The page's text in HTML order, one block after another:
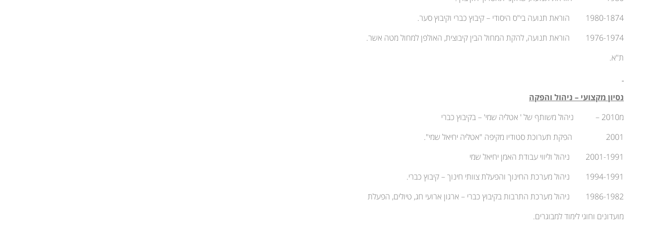
1980-1874 הוראת תנועה בי"ס היסודי – קיבוץ כברי וקיבוץ סער.
1976-1974 הוראת תנועה, להקת המחול הבין קיבוצית, האולפן למחול מטה אשר.
ת"א.
נסיון מקצועי – ניהול והפקה
מ2010 – ניהול משותף של ' אטליה שמי' – בקיבוץ כברי
2001 הפקת תערוכת סטודיו מקיפה "אטליה יחיאל שמי".
2001-1991 ניהול וליווי עבודת האמן יחיאל שמי
1994-1991 ניהול מערכת החינוך והפעלת צוותי חינוך – קיבוץ כברי.
1986-1982 ניהול מערכת התרבות בקיבוץ כברי – ארגון ארועי חג, טיולים, הפעלת
מועדונים וחוגי לימוד למבוגרים.